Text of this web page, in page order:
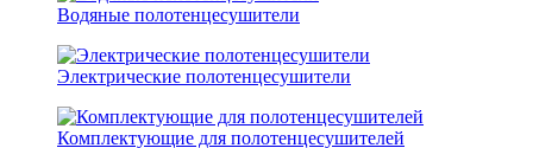
Водяные полотенцесушители
Электрические полотенцесушители
Комплектующие для полотенцесушителей